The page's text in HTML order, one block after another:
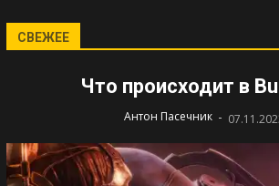
СВЕЖЕЕ
Что происходит в
Антон Пасечник -